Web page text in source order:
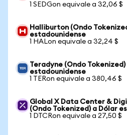
1 SEDGon equivale a 32,06 $
Halliburton (Ondo
estadounidense
1 HALon equivale a 32,24 $
Teradyne (Ondo Tokenized)
estadounidense
1 TERon equivale a 380,46 $
Global X Data Center &
(Ondo Tokenized) a Dólar
1 DTCRon equivale a 27,50 $